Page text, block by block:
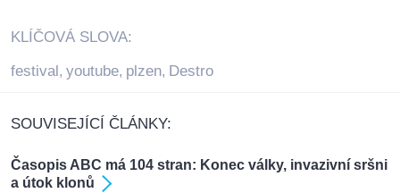
KLÍČOVÁ SLOVA:
festival, youtube, plzen, Destro
SOUVISEJÍCÍ ČLÁNKY:
Časopis ABC má 104 stran: Konec války, invazivní sršni
a útok klonů